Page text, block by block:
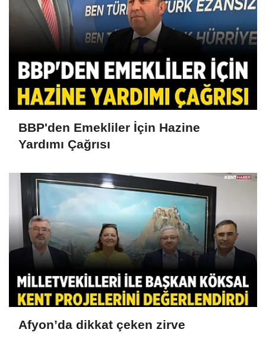
BBP'den Emekliler İçin Hazine
Yardımı Çağrısı
Afyon’da dikkat çeken zirve